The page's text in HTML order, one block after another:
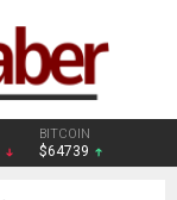
BITCOIN
$64739